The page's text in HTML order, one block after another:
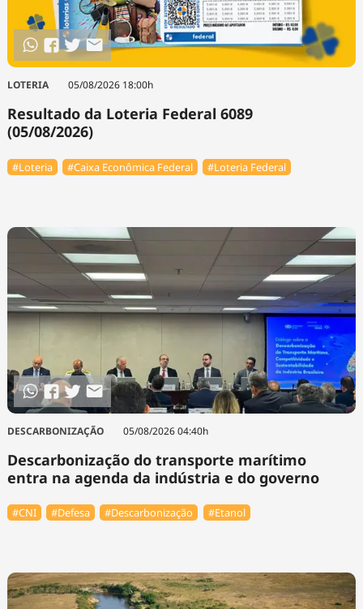
LOTERIA 05/08/2026 18:00h
Resultado da Loteria Federal 6089
(05/08/2026)
#Loteria #Caixa Econômica Federal #Loteria Federal
DESCARBONIZAÇÃO 05/08/2026 04:40h
Descarbonização do transporte marítimo
entra na agenda da indústria e do governo
#CNI #Defesa #Descarbonização #Etanol